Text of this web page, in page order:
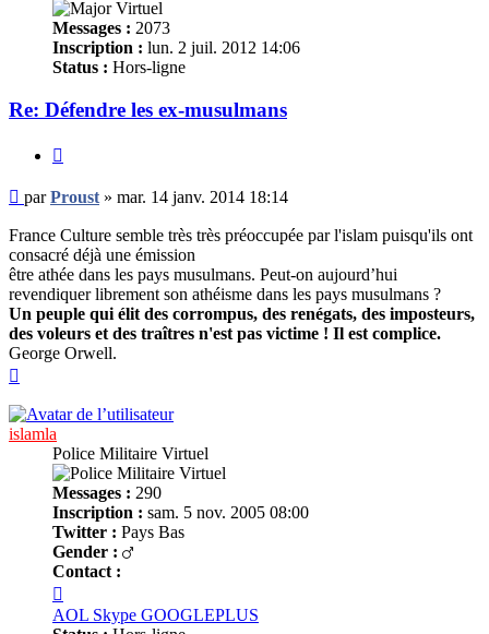
Messages : 2073
Inscription : lun. 2 juil. 2012 14:06
Status : Hors-ligne
Re: Défendre les ex-musulmans
Message
non
lu
parProust » mar. 14 janv. 2014 18:14
France Culture semble très très préoccupée par l'islam puisqu'ils ont
consacré déjà une émission
être athée dans les pays musulmans. Peut-on aujourd’hui
revendiquer librement son athéisme dans les pays musulmans ?
Un peuple qui élit des corrompus, des renégats, des imposteurs,
des voleurs et des traîtres n'est pas victime ! Il est complice.
George Orwell.
islamla
Police Militaire Virtuel
Messages : 290
Inscription : sam. 5 nov. 2005 08:00
Twitter : Pays Bas
Gender :
Contact :
islamla
AOL Skype GOOGLEPLUS